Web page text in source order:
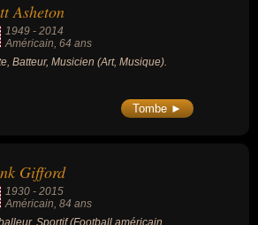
Asheton
1949 - 2014
Américain, 64 ans
Batteur, Musicien (Art, Musique).
Tombe ►
Gifford
1930 - 2015
Américain, 84 ans
Sportif (Football américain,